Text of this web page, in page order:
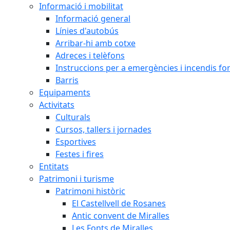
Informació i mobilitat
Informació general
Línies d'autobús
Arribar-hi amb cotxe
Adreces i telèfons
Instruccions per a emergències i incendis
Barris
Equipaments
Activitats
Culturals
Cursos, tallers i jornades
Esportives
Festes i fires
Entitats
Patrimoni i turisme
Patrimoni històric
El Castellvell de Rosanes
Antic convent de Miralles